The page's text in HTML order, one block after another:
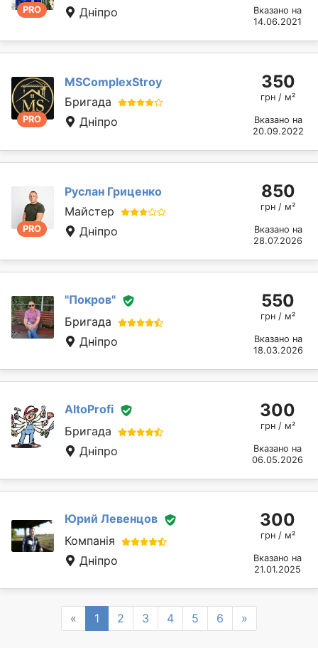
PRO
Дніпро
Вказано на
14.06.2021
PRO
MSComplexStroy
Бригада
Дніпро
350
грн / м²
Вказано на
20.09.2022
PRO
Руслан Гриценко
Майстер
Дніпро
850
грн / м²
Вказано на
28.07.2026
"Покров"
Бригада
Дніпро
550
грн / м²
Вказано на
18.03.2026
AltoProfi
Бригада
Дніпро
300
грн / м²
Вказано на
06.05.2026
Юрий Левенцов
Компанія
Дніпро
300
грн / м²
Вказано на
21.01.2025
« Previous
1 2 3 4 5 6 »